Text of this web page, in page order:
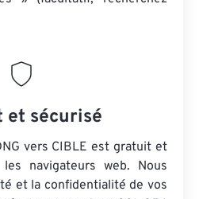
et sécurisé
vers CIBLE est gratuit et
navigateurs web. Nous
et la confidentialité de vos